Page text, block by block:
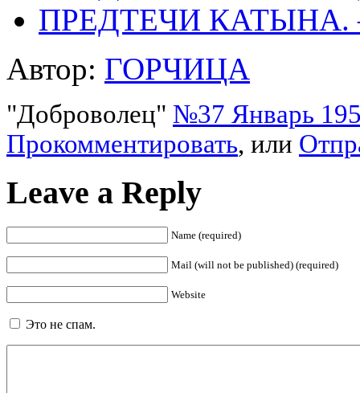
ПРЕДТЕЧИ
Автор: ГОРЧИЦА
"Доброволец" №37 Январь
Прокомментировать, или
Leave a Reply
Name (required)
Mail (will not be published) (required)
Website
Это не спам.